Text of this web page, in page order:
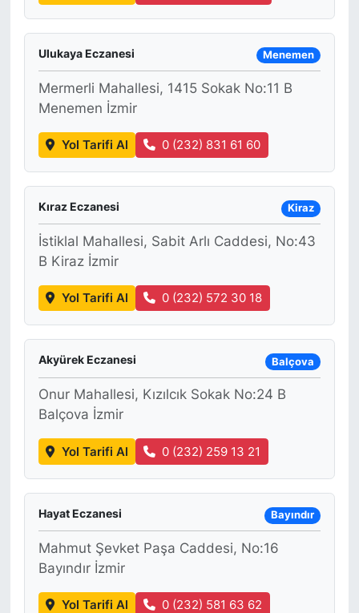
Ulukaya Eczanesi Menemen
Mermerli Mahallesi, 1415 Sokak No:11 B
Menemen İzmir
Yol Tarifi Al 0 (232) 831 61 60
Kıraz Eczanesi Kiraz
İstiklal Mahallesi, Sabit Arlı Caddesi, No:43
B Kiraz İzmir
Yol Tarifi Al 0 (232) 572 30 18
Akyürek Eczanesi Balçova
Onur Mahallesi, Kızılcık Sokak No:24 B
Balçova İzmir
Yol Tarifi Al 0 (232) 259 13 21
Hayat Eczanesi Bayındır
Mahmut Şevket Paşa Caddesi, No:16
Bayındır İzmir
Yol Tarifi Al 0 (232) 581 63 62